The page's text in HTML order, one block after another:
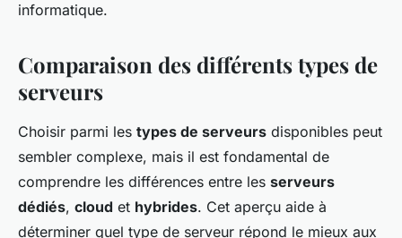
informatique.
Comparaison des différents types de
serveurs
Choisir parmi les types de serveurs disponibles peut
sembler complexe, mais il est fondamental de
comprendre les différences entre les serveurs
dédiés, cloud et hybrides. Cet aperçu aide à
déterminer quel type de serveur répond le mieux aux